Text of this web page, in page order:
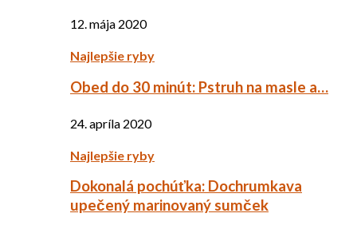
12. mája 2020
Najlepšie ryby
Obed do 30 minút: Pstruh na masle a…
24. apríla 2020
Najlepšie ryby
Dokonalá pochúťka: Dochrumkava
upečený marinovaný sumček